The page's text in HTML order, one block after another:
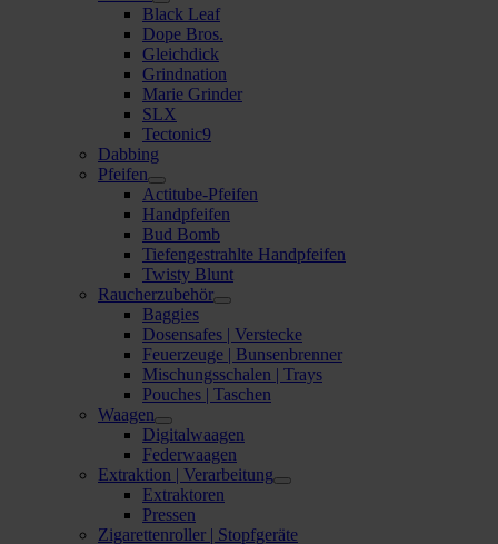
Black Leaf
Dope Bros.
Gleichdick
Grindnation
Marie Grinder
SLX
Tectonic9
Dabbing
Pfeifen
Actitube-Pfeifen
Handpfeifen
Bud Bomb
Tiefengestrahlte Handpfeifen
Twisty Blunt
Raucherzubehör
Baggies
Dosensafes | Verstecke
Feuerzeuge | Bunsenbrenner
Mischungsschalen | Trays
Pouches | Taschen
Waagen
Digitalwaagen
Federwaagen
Extraktion | Verarbeitung
Extraktoren
Pressen
Zigarettenroller | Stopfgeräte